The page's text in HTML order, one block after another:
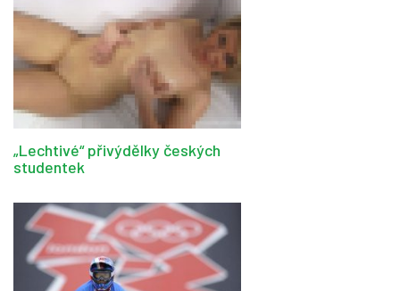
„Lechtivé“ přivýdělky českých
studentek